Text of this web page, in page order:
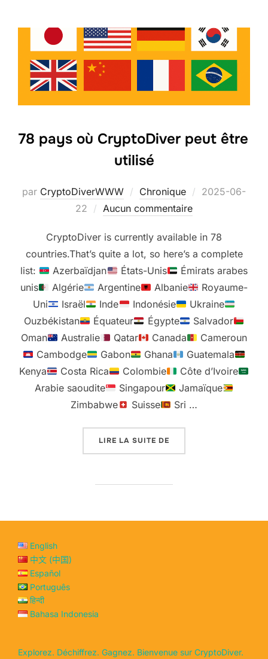
78 pays où CryptoDiver peut être
utilisé
par CryptoDiverWWW Chronique
Publié
2025-06-
22
Aucun commentaire
CryptoDiver is currently available in 78
countries.That’s quite a lot, so here’s a complete
list:
Azerbaïdjan États-Unis
Émirats arabes
unis
Algérie Argentine Albanie
Royaume-
Uni
Israël Inde Indonésie
Ukraine
Ouzbékistan
Équateur Égypte
Salvador
Oman
Australie Qatar Canada
Cameroun
Cambodge
Gabon Ghana
Guatemala
Kenya
Costa Rica Colombie
Côte d’Ivoire
Arabie saoudite
Singapour
Jamaïque
Zimbabwe
Suisse Sri …
LIRE LA SUITE DE
English
中文 (中国)
Español
Português
हिन्दी
Bahasa Indonesia
Explorez. Déchiffrez. Gagnez. Bienvenue sur CryptoDiver.